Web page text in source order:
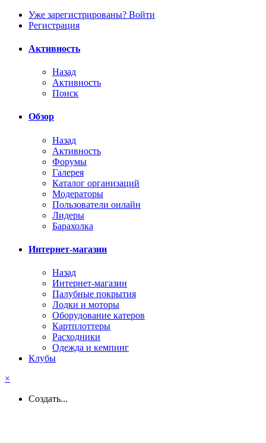
Уже зарегистрированы? Войти
Регистрация
Активность
Назад
Активность
Поиск
Обзор
Назад
Активность
Форумы
Галерея
Каталог организаций
Модераторы
Пользователи онлайн
Лидеры
Барахолка
Интернет-магазин
Назад
Интернет-магазин
Палубные покрытия
Лодки и моторы
Оборудование катеров
Картплоттеры
Расходники
Одежда и кемпинг
Клубы
×
Создать...